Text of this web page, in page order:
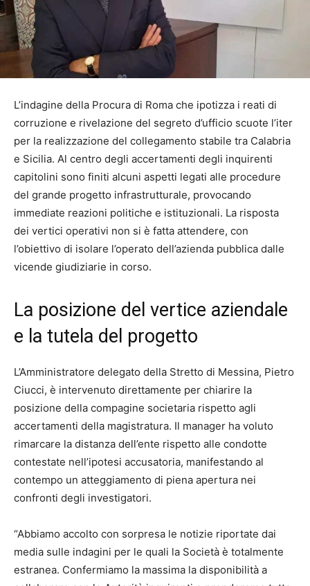
L’indagine della Procura di Roma che ipotizza i reati di
corruzione e rivelazione del segreto d’ufficio scuote l’iter
per la realizzazione del collegamento stabile tra Calabria
e Sicilia. Al centro degli accertamenti degli inquirenti
capitolini sono finiti alcuni aspetti legati alle procedure
del grande progetto infrastrutturale, provocando
immediate reazioni politiche e istituzionali. La risposta
dei vertici operativi non si è fatta attendere, con
l’obiettivo di isolare l’operato dell’azienda pubblica dalle
vicende giudiziarie in corso.
La posizione del vertice aziendale
e la tutela del progetto
L’Amministratore delegato della Stretto di Messina, Pietro
Ciucci, è intervenuto direttamente per chiarire la
posizione della compagine societaria rispetto agli
accertamenti della magistratura. Il manager ha voluto
rimarcare la distanza dell’ente rispetto alle condotte
contestate nell’ipotesi accusatoria, manifestando al
contempo un atteggiamento di piena apertura nei
confronti degli investigatori.
“Abbiamo accolto con sorpresa le notizie riportate dai
media sulle indagini per le quali la Società è totalmente
estranea. Confermiamo la massima la disponibilità a